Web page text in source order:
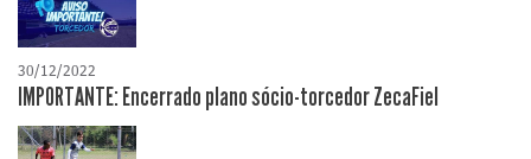
30/12/2022
IMPORTANTE: Encerrado plano sócio-torcedor ZecaFiel